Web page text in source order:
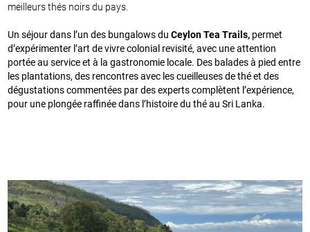
meilleurs thés noirs du pays.
Un séjour dans l’un des bungalows duCeylon Tea Trails, permet
d’expérimenter l’art de vivre colonial revisité, avec une attention
portée au service et à la gastronomie locale. Des balades à pied entre
les plantations, des rencontres avec les cueilleuses de thé et des
dégustations commentées par des experts complètent l’expérience,
pour une plongée raffinée dans l’histoire du thé au Sri Lanka.